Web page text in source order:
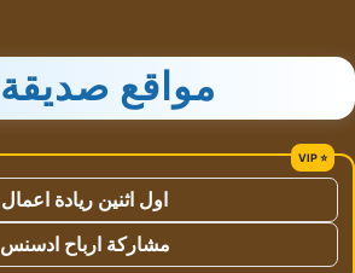
مواقع صديقة
اول اثنين ريادة اعمال
مشاركة ارباح ادسنس